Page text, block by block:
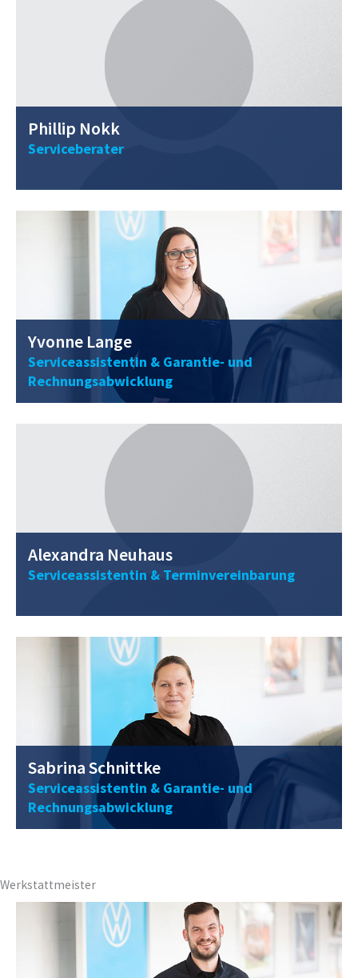
Phillip Nokk
Serviceberater
Yvonne Lange
Serviceassistentin & Garantie- und
Rechnungsabwicklung0211 / 40 56 98 - 11
alexandra.neuhaus@vwclemens.com
Alexandra Neuhaus
Serviceassistentin & Terminvereinbarung
Sabrina Schnittke
Serviceassistentin & Garantie- und
Rechnungsabwicklung
Werkstattmeister